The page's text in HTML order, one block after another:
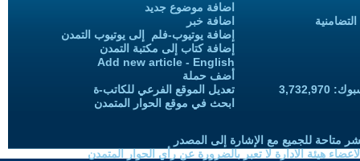
اضافة موضوع جديد
اضافة خبر
إضافة يوتيوب-فلم إلى يوتيوب التمدن
إضافة كتاب إلى مكتبة التمدن
Add new article - English
أضف حملة
تعديل الموقع الفرعي للكاتب-ة
ابحث في موقع الحوار المتمدن
متاحة للجميع مع الإشارة إلى المصدر
هيئة الادارة لا تعبر بالضرورة عن رأي الحوار المتمدن